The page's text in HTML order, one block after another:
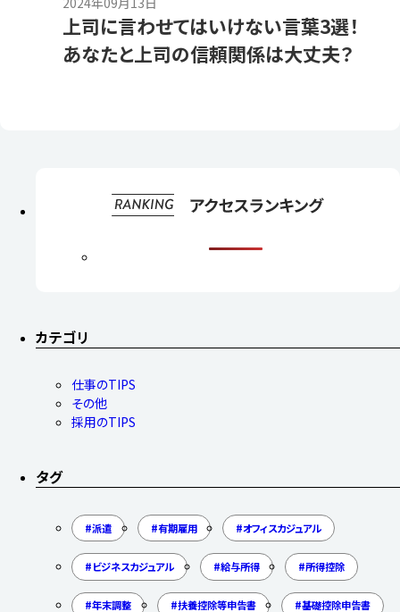
上司に言わせてはいけない言葉3選！
あなたと上司の信頼関係は大丈夫？
カテゴリ
仕事のTIPS
その他
採用のTIPS
タグ
派遣 有期雇用 オフィスカジュアル
ビジネスカジュアル 給与所得 所得控除
年末調整 扶養控除等申告書 基礎控除申告書